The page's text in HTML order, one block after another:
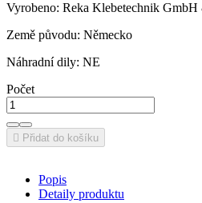
Vyrobeno: Reka Klebetechnik
Země původu: Německo
Náhradní dily: NE
Počet
 Přidat do košíku
Popis
Detaily produktu